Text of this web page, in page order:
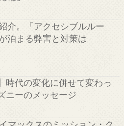
介。「アクセシブルルー
泊まる弊害と対策は
時代の変化に併せて変わっ
ニーのメッセージ